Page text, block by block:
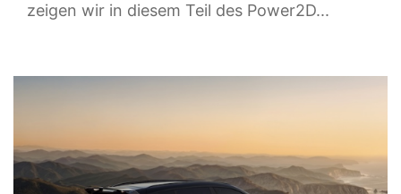
zeigen wir in diesem Teil des Power2D...